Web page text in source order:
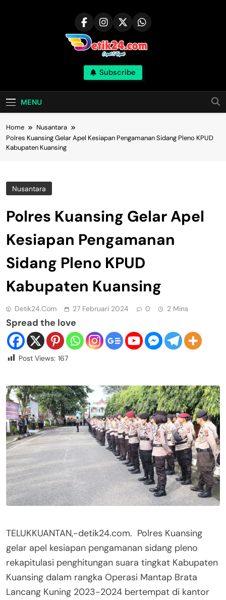
Subscribe
MENU
Home
Nusantara
Polres Kuansing Gelar Apel Kesiapan Pengamanan Sidang Pleno KPUD
Kabupaten Kuansing
Nusantara
Polres Kuansing Gelar Apel
Kesiapan Pengamanan
Sidang Pleno KPUD
Kabupaten Kuansing
Detik24.com 27 Februari 2024 0 2 Mins
Spread the love
Post Views: 167
TELUKKUANTAN,-detik24.com. Polres Kuansing
gelar apel kesiapan pengamanan sidang pleno
rekapitulasi penghitungan suara tingkat Kabupaten
Kuansing dalam rangka Operasi Mantap Brata
Lancang Kuning 2023-2024 bertempat di kantor